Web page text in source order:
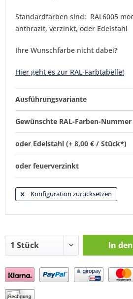
Standardfarben sind: RAL6005
anthrazit, verzinkt, oder Edelstahl
Ihre Wunschfarbe nicht dabei?
Hier geht es zur RAL-Farbtabelle!
Ausführungsvariante
Gewünschte RAL-Farben-Nummer
oder Edelstahl (+ 8,00 € / Stück*)
oder feuerverzinkt
Konfiguration zurücksetzen
In den
Preis anfragen